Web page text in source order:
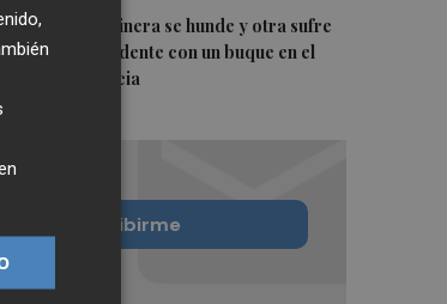
batea clochinera se hunde y otra sufre
en un incidente con un buque en el
puerto de Valencia
Quiero suscribirme